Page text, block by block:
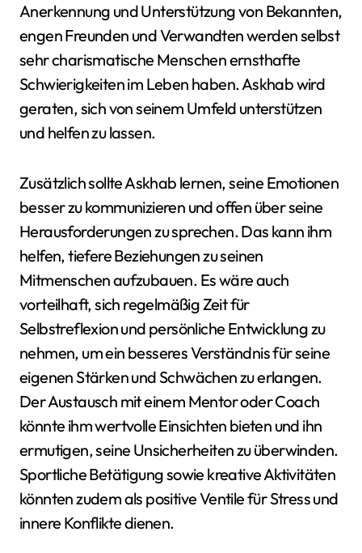
Anerkennung und Unterstützung von Bekannten,
engen Freunden und Verwandten werden selbst
sehr charismatische Menschen ernsthafte
Schwierigkeiten im Leben haben. Askhab wird
geraten, sich von seinem Umfeld unterstützen
und helfen zu lassen.
Zusätzlich sollte Askhab lernen, seine Emotionen
besser zu kommunizieren und offen über seine
Herausforderungen zu sprechen. Das kann ihm
helfen, tiefere Beziehungen zu seinen
Mitmenschen aufzubauen. Es wäre auch
vorteilhaft, sich regelmäßig Zeit für
Selbstreflexion und persönliche Entwicklung zu
nehmen, um ein besseres Verständnis für seine
eigenen Stärken und Schwächen zu erlangen.
Der Austausch mit einem Mentor oder Coach
könnte ihm wertvolle Einsichten bieten und ihn
ermutigen, seine Unsicherheiten zu überwinden.
Sportliche Betätigung sowie kreative Aktivitäten
könnten zudem als positive Ventile für Stress und
innere Konflikte dienen.